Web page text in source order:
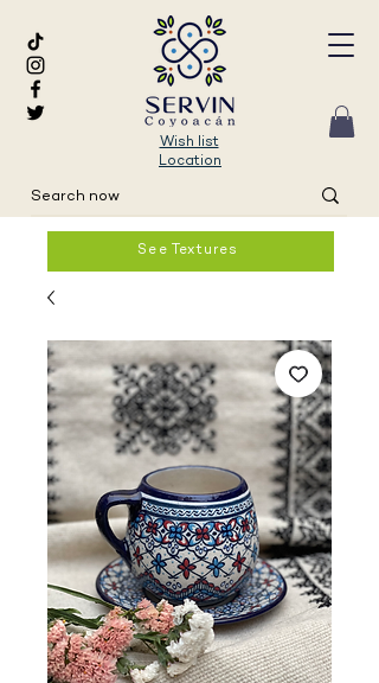
Wish list
Location
See Textures